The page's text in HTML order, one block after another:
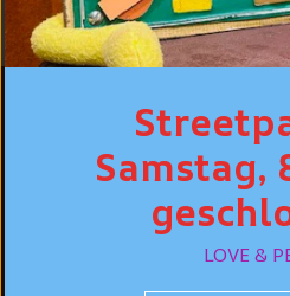
Demande de suppression de
Oberdorfstrasse 22
CH-8001 Zurich
+41 44 261 91 22
hello@struuss.ch
Samstag,
LOVE &